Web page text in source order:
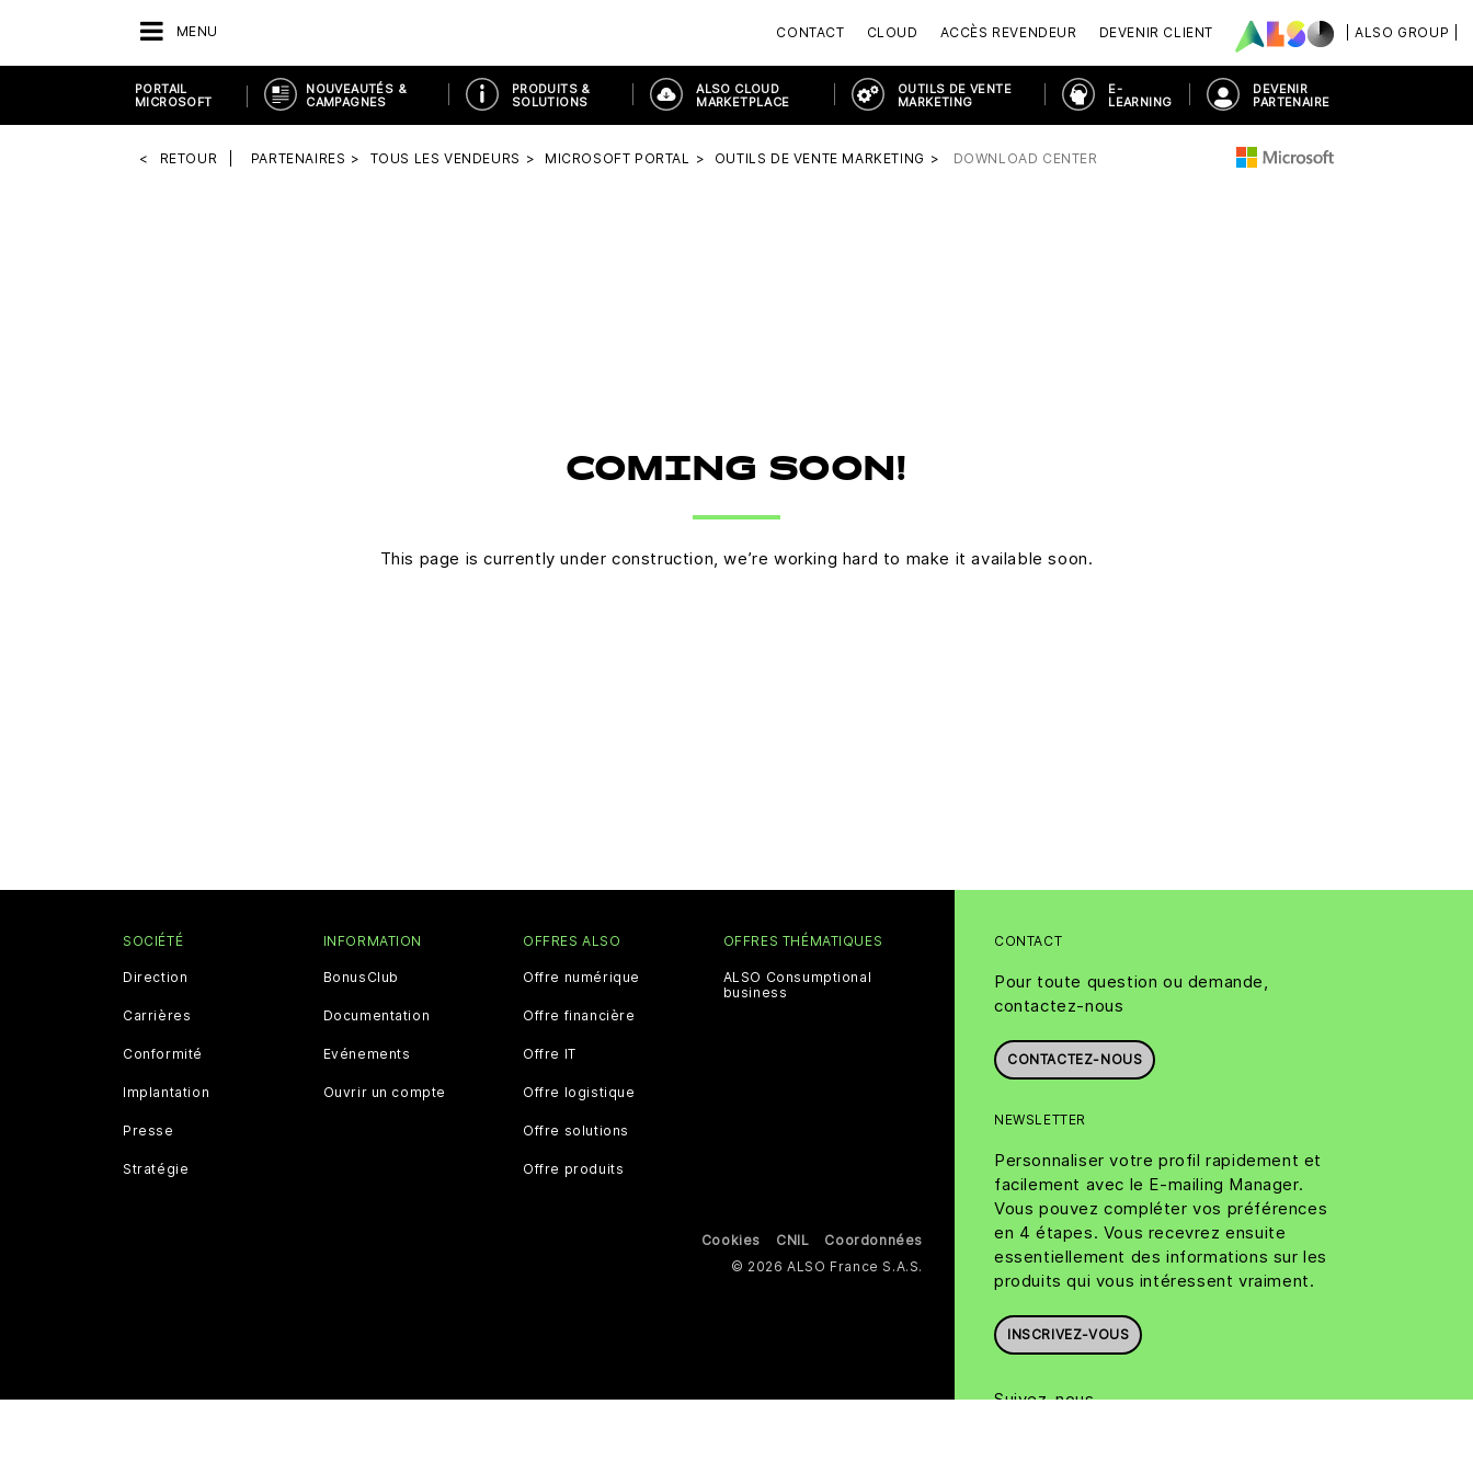
MENU | ALSO GROUP |
CONTACT CLOUD ACCÈS REVENDEUR DEVENIR CLIENT
PORTAIL
MICROSOFT
NOUVEAUTÉS &
CAMPAGNES
PRODUITS &
SOLUTIONS
ALSO CLOUD
MARKETPLACE
OUTILS DE VENTE
MARKETING
E-
LEARNING
DEVENIR
PARTENAIRE
RETOUR PARTENAIRES TOUS LES VENDEURS MICROSOFT PORTAL OUTILS DE VENTE MARKETING DOWNLOAD CENTER
COMING SOON!
This page is currently under construction, we’re working hard to make it available soon.
CONTACT
Pour toute question ou demande,
contactez-nous
CONTACTEZ-NOUS
NEWSLETTER
Personnaliser votre profil rapidement et
facilement avec le E-mailing Manager.
Vous pouvez compléter vos préférences
en 4 étapes. Vous recevrez ensuite
essentiellement des informations sur les
produits qui vous intéressent vraiment.
INSCRIVEZ-VOUS
Suivez-nous
SOCIÉTÉ
Direction
Carrières
Conformité
Implantation
Presse
Stratégie
INFORMATION
BonusClub
Documentation
Evénements
Ouvrir un compte
OFFRES ALSO
Offre numérique
Offre financière
Offre IT
Offre logistique
Offre solutions
Offre produits
OFFRES THÉMATIQUES
ALSO Consumptional
business
Cookies CNIL
Coordonnées
© 2026 ALSO France S.A.S.